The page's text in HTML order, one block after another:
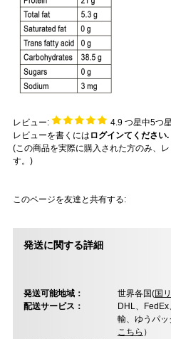
レビュー: 4.9つ星中5つ星
レビューを書くには ログインてください.
(この商品を実際に購入された方のみ、
す。)
このページを友達と共有する:
発送に関する詳細
発送可能地域： 世界各国(国
配送サービス：
DHL、
輸、ゆうパッ
こちら ）